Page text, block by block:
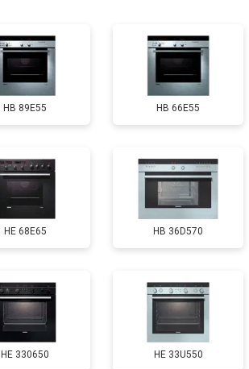
HB 89E55 HB 66E55
HE 68E65 HB 36D570
HE 330650 HE 33U550